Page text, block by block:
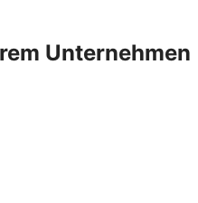
Unternehmen